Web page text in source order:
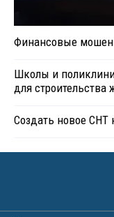
Финансовые
Школы и
для строительства
Создать новое СНТ